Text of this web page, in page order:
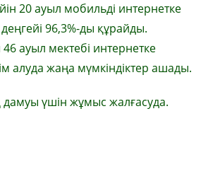
20 ауыл мобильді интернетке
96,3%-ды құрайды.
ауыл мектебі интернетке
алуда жаңа мүмкіндіктер ашады.
үшін жұмыс жалғасуда.